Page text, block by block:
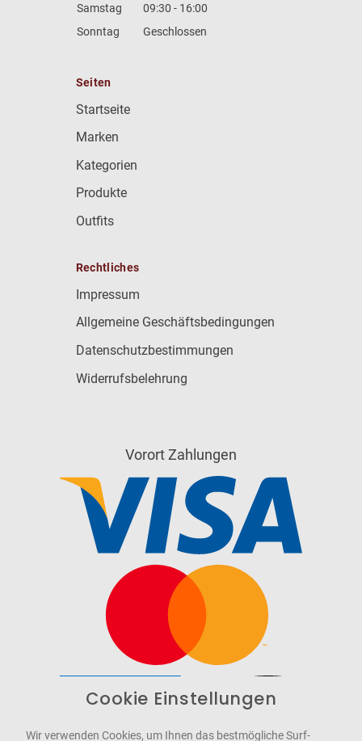
Samstag
09:30 - 16:00
Sonntag
Geschlossen
Seiten
Startseite
Marken
Kategorien
Produkte
Outfits
Rechtliches
Impressum
Allgemeine Geschäftsbedingungen
Datenschutzbestimmungen
Widerrufsbelehrung
Vorort Zahlungen
WCAG-2.1-AA
Cookie Einstellungen
Wir verwenden Cookies, um Ihnen das bestmögliche Surf-